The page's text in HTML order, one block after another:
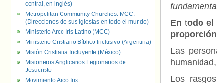
En todo el
Las
Los
central, en inglés)
Metropolitan Community Churches. MCC.
(Direcciones de sus iglesias en todo el mundo)
Ministerio Arco Iris Latino (MCC)
Ministerio Cristiano Bíblico Inclusivo (Argentina)
Misión Cristiana Incluyente (México)
Misioneros Anglicanos Legionarios de
Jesucristo
Movimiento Arco Iris